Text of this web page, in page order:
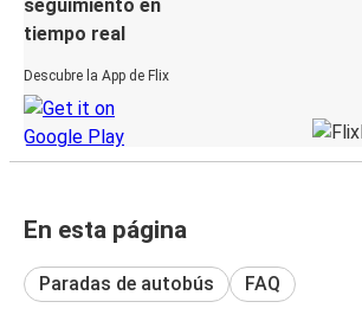
seguimiento en
tiempo real
Descubre la App de Flix
En esta página
Paradas de autobús FAQ